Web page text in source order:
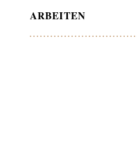
ARBEITEN